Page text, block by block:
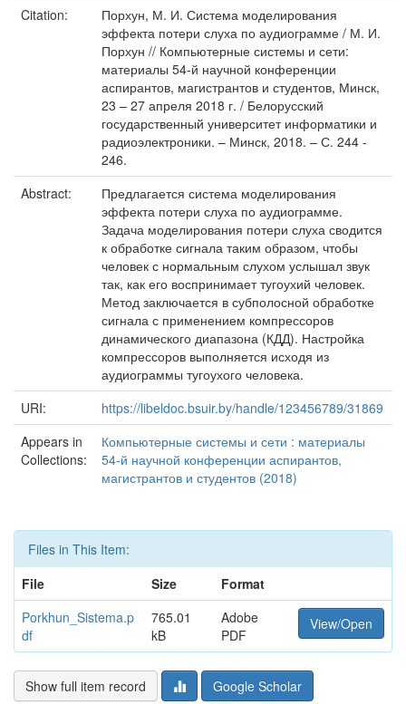
Citation:
Порхун, М. И. Система моделирования
эффекта потери слуха по аудиограмме / М. И.
Порхун // Компьютерные системы и сети:
материалы 54-й научной конференции
аспирантов, магистрантов и студентов, Минск,
23 – 27 апреля 2018 г. / Белорусский
государственный университет информатики и
радиоэлектроники. – Минск, 2018. – С. 244 -
246.
Abstract:
Предлагается система моделирования
эффекта потери слуха по аудиограмме.
Задача моделирования потери слуха сводится
к обработке сигнала таким образом, чтобы
человек с нормальным слухом услышал звук
так, как его воспринимает тугоухий человек.
Метод заключается в субполосной обработке
сигнала с применением компрессоров
динамического диапазона (КДД). Настройка
компрессоров выполняется исходя из
аудиограммы тугоухого человека.
URI:
https://libeldoc.bsuir.by/handle/123456789/31869
Appears in
Collections:
Компьютерные системы и сети : материалы
54-й научной конференции аспирантов,
магистрантов и студентов (2018)
Files in This Item:
File
Size
Format
Porkhun_Sistema.p
df
765.01
kB
Adobe
PDF
View/Open
Show full item record Google Scholar